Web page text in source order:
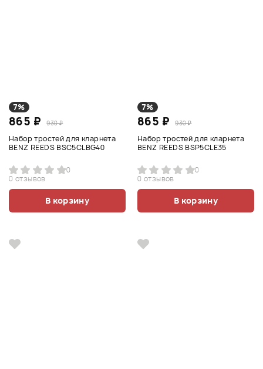
7%
865 ₽ 930 ₽
Набор тростей для кларнета
BENZ REEDS BSC5CLBG40
0
0 отзывов
В корзину
7%
865 ₽ 930 ₽
Набор тростей для кларнета
BENZ REEDS BSP5CLE35
0
0 отзывов
В корзину